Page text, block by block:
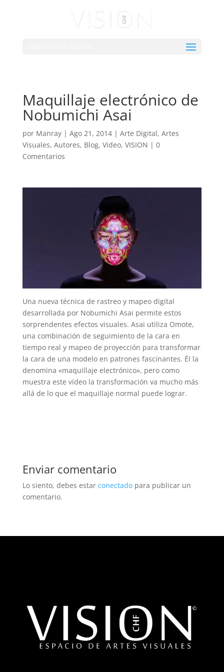
Maquillaje electrónico de
Nobumichi Asai
por Manray| Ago 21, 2014| Arte Digital, Artes
Visuales, Autores, Blog, Video, VISION | 0
Comentarios
Una nueva técnica de rastreo y mapeo digital
desarrollada por Nobumichi Asai permite estos
sorprendentes efectos visuales. Asai utiliza Omote,
una combinación de seguimiento de la cara en
tiempo real y mapeo de proyección para transformar
la cara de una modelo en patrones fascinantes. Él la
denomina «maquillaje electrónico», pero como
muestra este vídeo la transformación va mucho más
allá de lo que el maquillaje normal puede lograr.
Enviar comentario
Lo siento, debes estar conectadopara publicar un
comentario.